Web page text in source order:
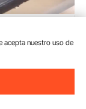
50
diámetro,
comercial para
W, acero
control
y tiempo,
acepta nuestro uso de